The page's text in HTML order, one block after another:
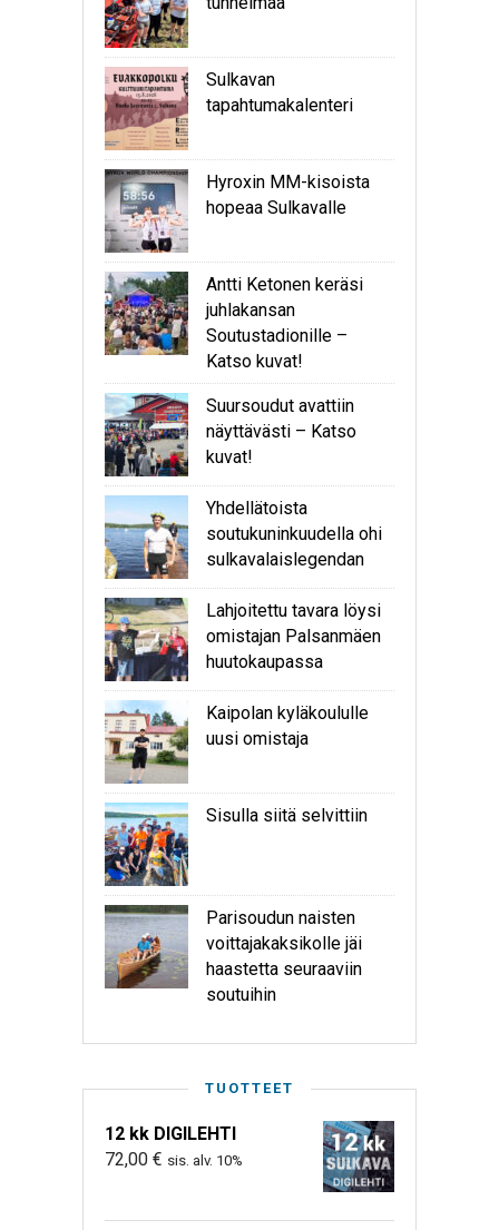
Sulkavan
tapahtumakalenteri
Hyroxin MM-kisoista
hopeaa Sulkavalle
Antti Ketonen keräsi
juhlakansan
Soutustadionille –
Katso kuvat!
Suursoudut avattiin
näyttävästi – Katso
kuvat!
Yhdellätoista
soutukuninkuudella ohi
sulkavalaislegendan
Lahjoitettu tavara löysi
omistajan Palsanmäen
huutokaupassa
Kaipolan kyläkoululle
uusi omistaja
Sisulla siitä selvittiin
Parisoudun naisten
voittajakaksikolle jäi
haastetta seuraaviin
soutuihin
TUOTTEET
12 kk DIGILEHTI
72,00 € sis. alv. 10%